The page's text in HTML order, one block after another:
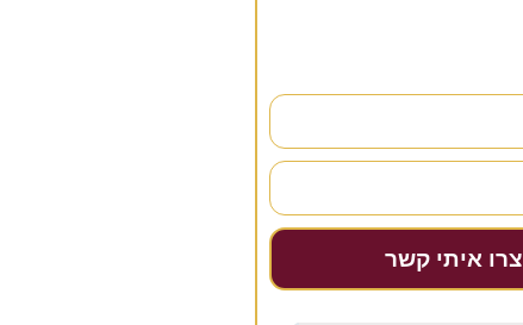
איתי קשר